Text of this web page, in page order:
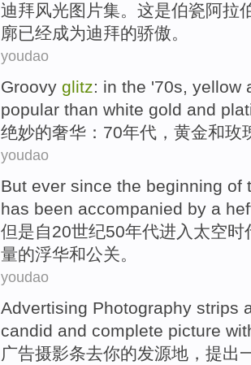
迪拜风光图片集。这是伯瓷阿拉
廓已经成为迪拜的骄傲。
youdao
Groovy glitz: in the '70s, yellow
popular than white gold and
绝妙的奢华 ：70年代 ， 黄金和玫
youdao
But ever since the beginning of
has been accompanied by a
但是自20世纪50年代进入 太空时
量的浮华和公关。
youdao
Advertising Photography strips
candid and complete picture
广告摄影条去你的发源地 ， 提出